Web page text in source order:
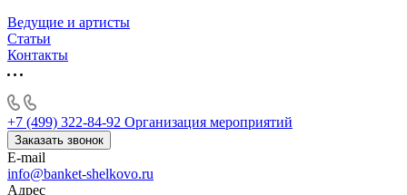
Ведущие и артисты
Статьи
Контакты
+7 (499) 322-84-92 Организация мероприятий
Заказать звонок
E-mail
info@banket-shelkovo.ru
Адрес